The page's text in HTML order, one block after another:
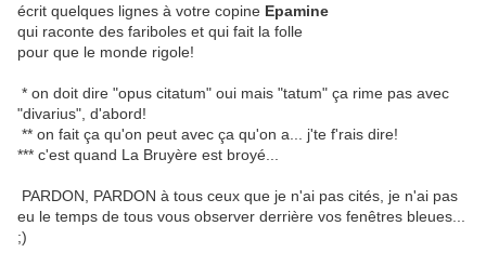
écrit quelques lignes à votre copine Epamine
qui raconte des fariboles et qui fait la folle
pour que le monde rigole!
* on doit dire "opus citatum" oui mais "tatum" ça rime pas avec
"divarius", d'abord!
** on fait ça qu'on peut avec ça qu'on a... j'te f'rais dire!
*** c'est quand La Bruyère est broyé...
PARDON, PARDON à tous ceux que je n'ai pas cités, je n'ai pas
eu le temps de tous vous observer derrière vos fenêtres bleues...
;)